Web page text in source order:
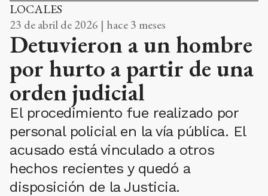
LOCALES
23 de abril de 2026 | hace 3 meses
Detuvieron a un hombre
por hurto a partir de una
orden judicial
El procedimiento fue realizado por
personal policial en la vía pública. El
acusado está vinculado a otros
hechos recientes y quedó a
disposición de la Justicia.